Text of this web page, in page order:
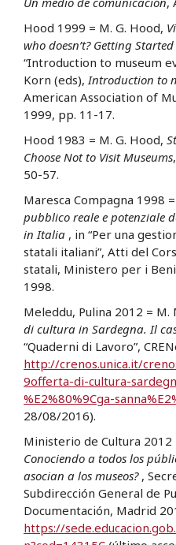
Hood 1999 = M. G. Hood,
who doesn’t? Getting
“Introduction to museum
Korn (eds), Introduction to
American Association of
1999, pp. 11-17.
Hood 1983 = M. G. Hood,
Choose Not to Visit Museums
50-57.
Maresca Compagna 1998
pubblico reale e potenziale
in Italia , in “Per una
statali italiani”, Atti del
statali, Ministero per i
1998.
Meleddu, Pulina 2012 = M.
di cultura in Sardegna. Il
“Quaderni di Lavoro”,
http://crenos.unica.it/
9offerta-di-cultura-
%E2%80%9Cga-
28/08/2016).
Ministerio de Cultura
Conociendo a todos los
asocian a los museos? ,
Subdirección General de
Documentación, Madrid
https://